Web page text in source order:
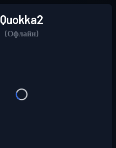
Quokka2
(Офлайн)